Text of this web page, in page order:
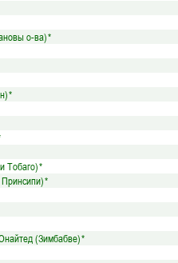
о-ва)*
*
Тобаго)*
*
(Зимбабве)*